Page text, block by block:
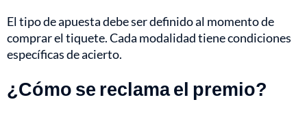
El tipo de apuesta debe ser definido al momento de
comprar el tiquete. Cada modalidad tiene condiciones
específicas de acierto.
¿Cómo se reclama el premio?